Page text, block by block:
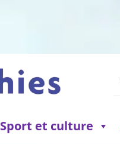
Sport et culture